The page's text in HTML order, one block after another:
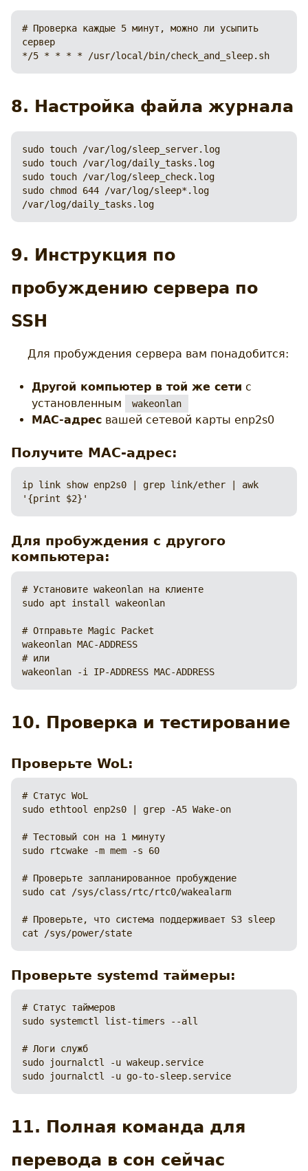
# Проверка каждые 5 минут, можно ли усыпить
сервер
*/5 * * * * /usr/local/bin/check_and_sleep.sh
8. Настройка файла журнала
sudo touch /var/log/sleep_server.log
sudo touch /var/log/daily_tasks.log
sudo touch /var/log/sleep_check.log
sudo chmod 644 /var/log/sleep*.log
/var/log/daily_tasks.log
9. Инструкция по
пробуждению сервера по
SSH
Для пробуждения сервера вам понадобится:
Другой компьютер в той же сети с
установленным
wakeonlan
MAC-адрес вашей сетевой карты enp2s0
Получите MAC-адрес:
ip link show enp2s0 | grep link/ether | awk
'{print $2}'
Для пробуждения с другого
компьютера:
# Установите wakeonlan на клиенте
sudo apt install wakeonlan
# Отправьте Magic Packet
wakeonlan MAC-ADDRESS
# или
wakeonlan -i IP-ADDRESS MAC-ADDRESS
10. Проверка и тестирование
Проверьте WoL:
# Статус WoL
sudo ethtool enp2s0 | grep -A5 Wake-on
# Тестовый сон на 1 минуту
sudo rtcwake -m mem -s 60
# Проверьте запланированное пробуждение
sudo cat /sys/class/rtc/rtc0/wakealarm
# Проверьте, что система поддерживает S3 sleep
cat /sys/power/state
Проверьте systemd таймеры:
# Статус таймеров
sudo systemctl list-timers --all
# Логи служб
sudo journalctl -u wakeup.service
sudo journalctl -u go-to-sleep.service
11. Полная команда для
перевода в сон сейчас